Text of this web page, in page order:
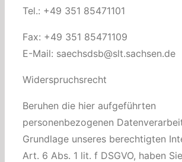
Tel.: +49 351 85471101
Fax: +49 351 85471109
E-Mail: saechsdsb@slt.sachsen.de
Widerspruchsrecht
Beruhen die hier aufgeführten
personenbezogenen
Grundlage unseres berechtigten
Art. 6 Abs. 1 lit. f DSGVO, haben